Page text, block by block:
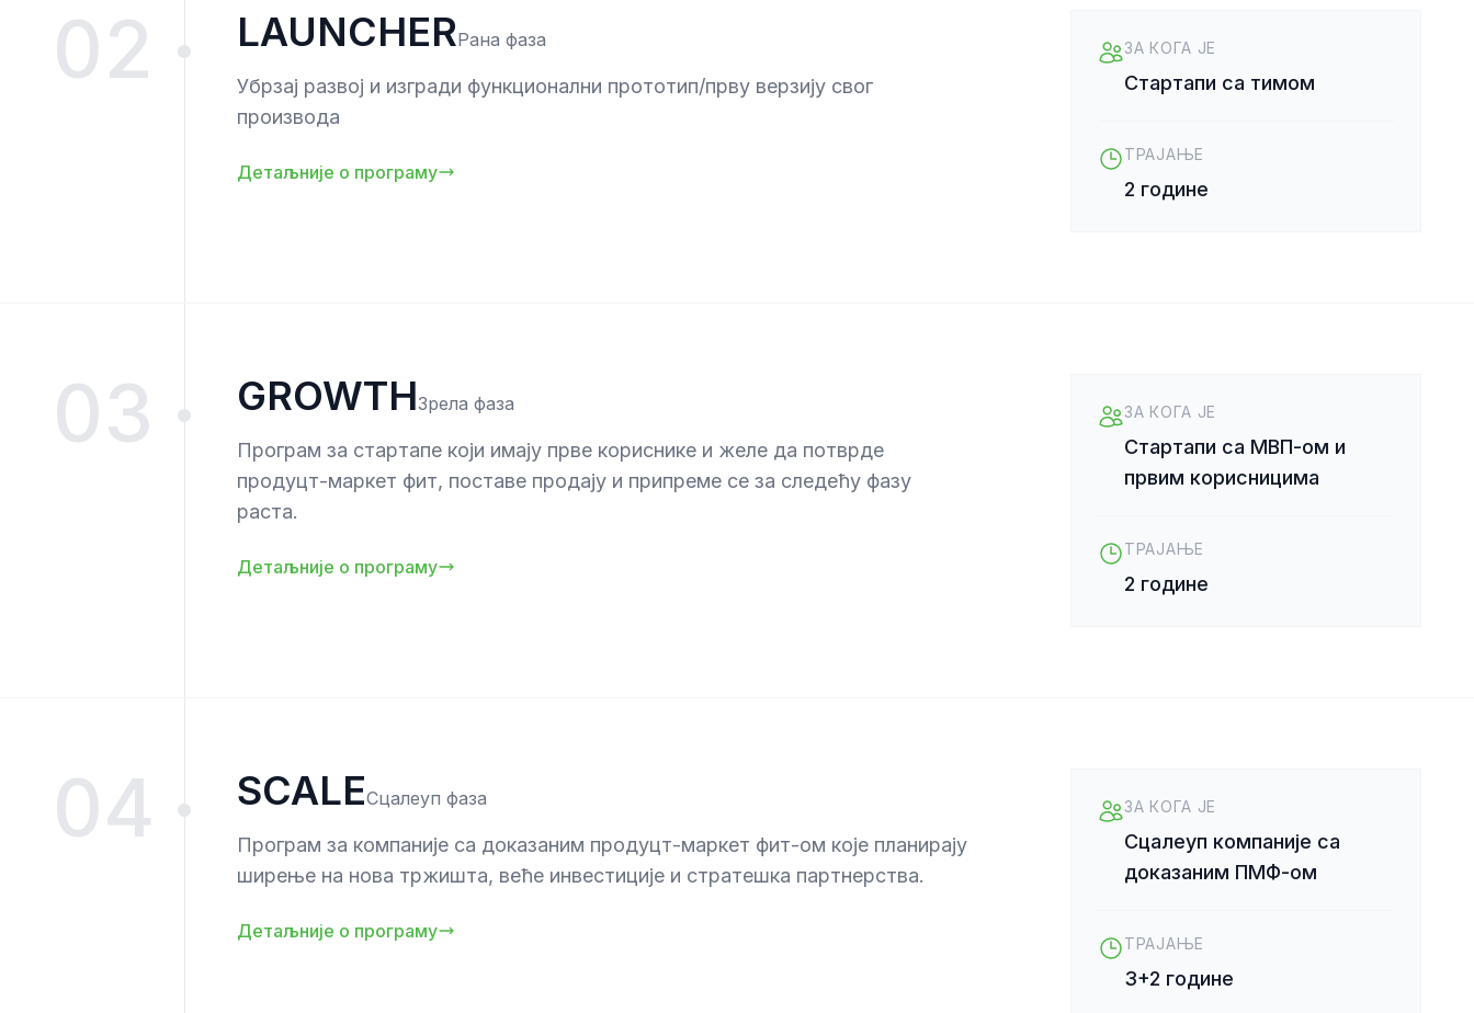
02 LAUNCHERРана фаза
Убрзај развој и изгради функционални прототип/прву верзију свог
производа
Детаљније о програму
ЗА КОГА ЈЕ
Стартапи са тимом
ТРАЈАЊЕ
2 године
03 GROWTHЗрела фаза
Програм за стартапе који имају прве кориснике и желе да потврде
продуцт-маркет фит, поставе продају и припреме се за следећу фазу
раста.
Детаљније о програму
ЗА КОГА ЈЕ
Стартапи са МВП-ом и
првим корисницима
ТРАЈАЊЕ
2 године
04 SCALEСцалеуп фаза
Програм за компаније са доказаним продуцт-маркет фит-ом које планирају
ширење на нова тржишта, веће инвестиције и стратешка партнерства.
Детаљније о програму
ЗА КОГА ЈЕ
Сцалеуп компаније са
доказаним ПМФ-ом
ТРАЈАЊЕ
3+2 године